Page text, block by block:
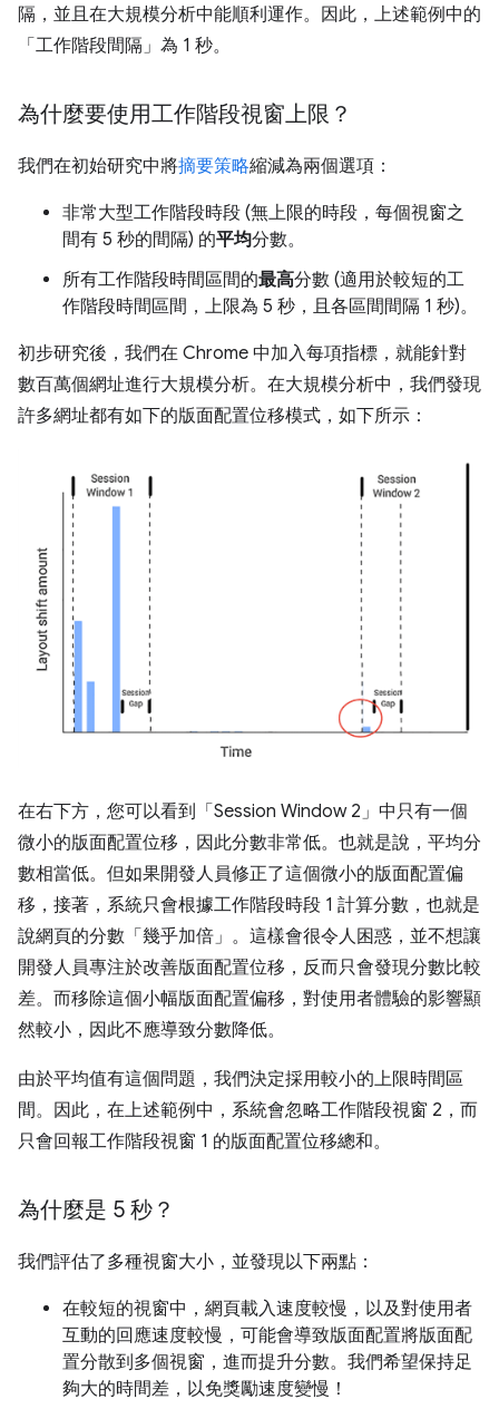
隔，並且在大規模分析中能順利運作。因此，上述範例中的
「工作階段間隔」為 1 秒。
為什麼要使用工作階段視窗上限？
我們在初始研究中將摘要策略縮減為兩個選項：
非常大型工作階段時段 (無上限的時段，每個視窗之
間有 5 秒的間隔) 的平均分數。
所有工作階段時間區間的最高分數 (適用於較短的工
作階段時間區間，上限為 5 秒，且各區間間隔 1 秒)。
初步研究後，我們在 Chrome 中加入每項指標，就能針對
數百萬個網址進行大規模分析。在大規模分析中，我們發現
許多網址都有如下的版面配置位移模式，如下所示：
在右下方，您可以看到「Session Window 2」中只有一個
微小的版面配置位移，因此分數非常低。也就是說，平均分
數相當低。但如果開發人員修正了這個微小的版面配置偏
移，接著，系統只會根據工作階段時段 1 計算分數，也就是
說網頁的分數「幾乎加倍」 。這樣會很令人困惑，並不想讓
開發人員專注於改善版面配置位移，反而只會發現分數比較
差。而移除這個小幅版面配置偏移，對使用者體驗的影響顯
然較小，因此不應導致分數降低。
由於平均值有這個問題，我們決定採用較小的上限時間區
間。因此，在上述範例中，系統會忽略工作階段視窗 2，而
只會回報工作階段視窗 1 的版面配置位移總和。
為什麼是 5 秒？
我們評估了多種視窗大小，並發現以下兩點：
在較短的視窗中，網頁載入速度較慢，以及對使用者
互動的回應速度較慢，可能會導致版面配置將版面配
置分散到多個視窗，進而提升分數。我們希望保持足
夠大的時間差，以免獎勵速度變慢！